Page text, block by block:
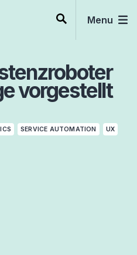
Menu
vorgestellt
SERVICE AUTOMATION UX